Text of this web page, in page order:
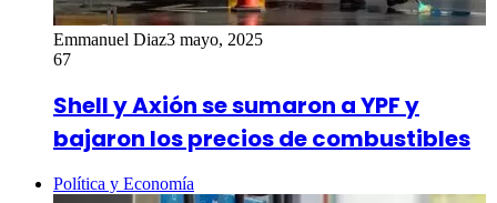
Emmanuel Diaz3 mayo, 2025
67
Shell y Axión se sumaron a YPF y
bajaron los precios de combustibles
Política y Economía